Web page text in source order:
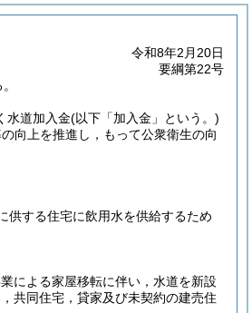
令和8年2月20日
要綱第22号
水道加入金(以下「加入金」という。)
向上を推進し，もって公衆衛生の向
供する住宅に飲用水を供給するため
による家屋移転に伴い，水道を新設
共同住宅，貸家及び未契約の建売住